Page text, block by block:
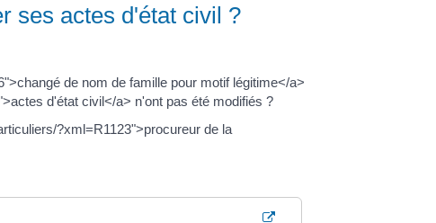
ses actes d'état civil ?
de nom de famille pour motif légitime</a>
d'état civil</a> n'ont pas été modifiés ?
?xml=R1123">procureur de la